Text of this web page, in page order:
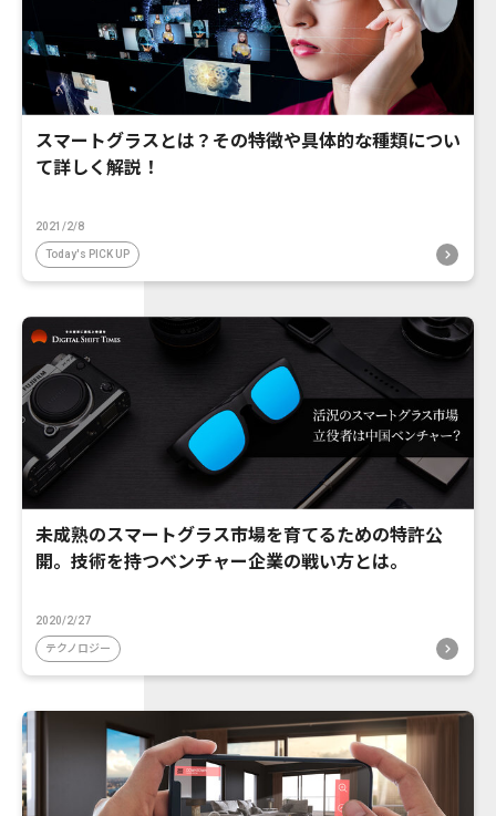
スマートグラスとは？その特徴や具体的な種類につい
て詳しく解説！
2021/2/8
Today's PICK UP
未成熟のスマートグラス市場を育てるための特許公
開。技術を持つベンチャー企業の戦い方とは。
2020/2/27
テクノロジー